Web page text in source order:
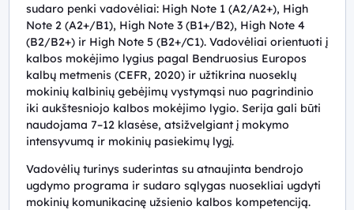
sudaro penki vadovėliai: High Note 1 (A2/A2+), High
Note 2 (A2+/B1), High Note 3 (B1+/B2), High Note 4
(B2/B2+) ir High Note 5 (B2+/C1). Vadovėliai orientuoti į
kalbos mokėjimo lygius pagal Bendruosius Europos
kalbų metmenis (CEFR, 2020) ir užtikrina nuoseklų
mokinių kalbinių gebėjimų vystymąsi nuo pagrindinio
iki aukštesniojo kalbos mokėjimo lygio. Serija gali būti
naudojama 7–12 klasėse, atsižvelgiant į mokymo
intensyvumą ir mokinių pasiekimų lygį.
Vadovėlių turinys suderintas su atnaujinta bendrojo
ugdymo programa ir sudaro sąlygas nuosekliai ugdyti
mokinių komunikacinę užsienio kalbos kompetenciją.